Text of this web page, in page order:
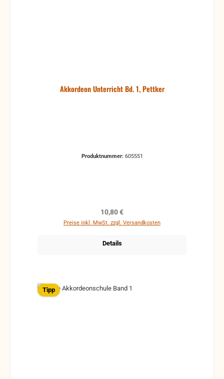
Akkordeon Unterricht Bd. 1, Pettker
Produktnummer: 605551
Regulärer Preis:
10,80 €
Preise inkl. MwSt. zzgl. Versandkosten
Details
Tipp